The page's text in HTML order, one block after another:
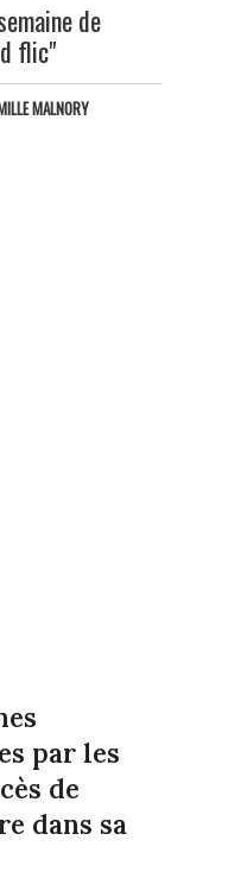
de
flic"
MALNORY
par les
de
dans sa